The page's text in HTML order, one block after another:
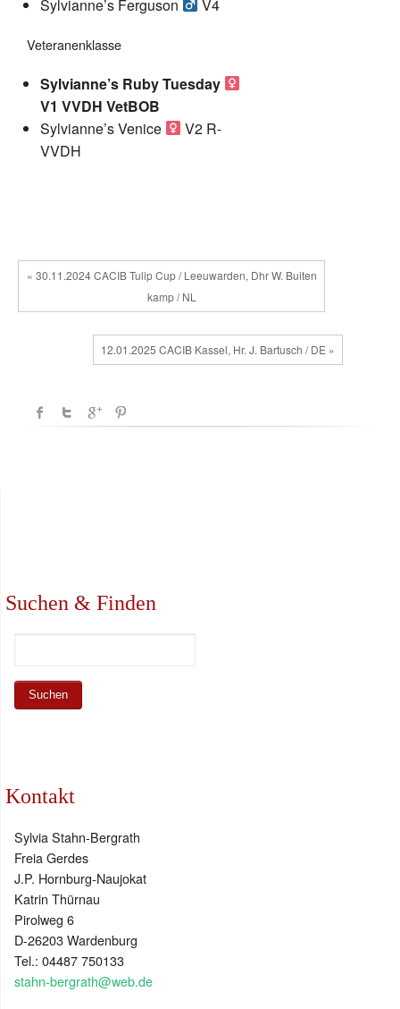
Sylvianne’s Ferguson
V4
Veteranenklasse
Sylvianne’s Ruby Tuesday
V1 VVDH VetBOB
Sylvianne’s Venice
V2 R-
VVDH
« 30.11.2024 CACIB Tulip Cup / Leeuwarden, Dhr W. Buiten
kamp / NL
12.01.2025 CACIB Kassel, Hr. J. Bartusch / DE »
Suchen & Finden
Kontakt
Sylvia Stahn-Bergrath
Freia Gerdes
J.P. Hornburg-Naujokat
Katrin Thürnau
Pirolweg 6
D-26203 Wardenburg
Tel.: 04487 750133
stahn-bergrath@web.de